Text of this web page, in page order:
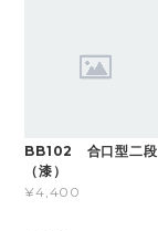
BB102 合口型二段
（漆）
¥4,400